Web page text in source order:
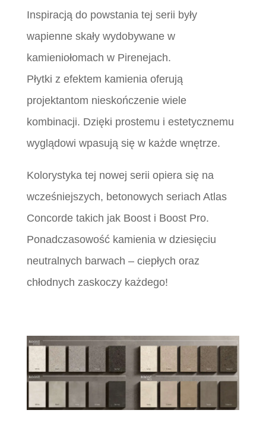
Inspiracją do powstania tej serii były
wapienne skały wydobywane w
kamieniołomach w Pirenejach.
Płytki z efektem kamienia oferują
projektantom nieskończenie wiele
kombinacji. Dzięki prostemu i estetycznemu
wyglądowi wpasują się w każde wnętrze.
Kolorystyka tej nowej serii opiera się na
wcześniejszych, betonowych seriach Atlas
Concorde takich jak Boost i Boost Pro.
Ponadczasowość kamienia w dziesięciu
neutralnych barwach – ciepłych oraz
chłodnych zaskoczy każdego!